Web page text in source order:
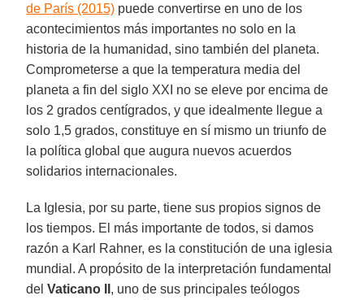
de París (2015) puede convertirse en uno de los
acontecimientos más importantes no solo en la
historia de la humanidad, sino también del planeta.
Comprometerse a que la temperatura media del
planeta a fin del siglo XXI no se eleve por encima de
los 2 grados centígrados, y que idealmente llegue a
solo 1,5 grados, constituye en sí mismo un triunfo de
la política global que augura nuevos acuerdos
solidarios internacionales.
La Iglesia, por su parte, tiene sus propios signos de
los tiempos. El más importante de todos, si damos
razón a Karl Rahner, es la constitución de una iglesia
mundial. A propósito de la interpretación fundamental
delVaticano II , uno de sus principales teólogos